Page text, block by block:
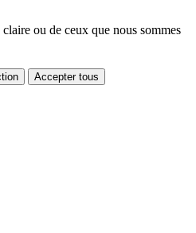
ou de ceux que nous sommes
Accepter tous